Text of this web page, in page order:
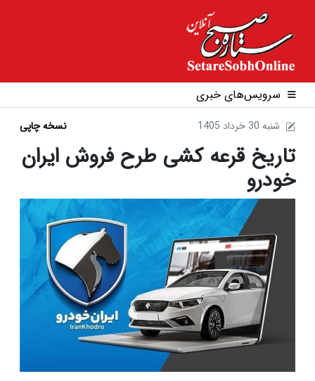
سرویس‌های خبری
1405 شنبه 30 خرداد نسخه چاپی
تاریخ قرعه کشی طرح فروش ایران
خودرو